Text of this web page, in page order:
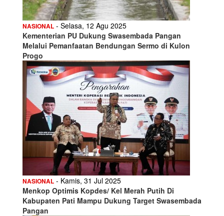
NASIONAL - Selasa, 12 Agu 2025
Kementerian PU Dukung Swasembada Pangan
Melalui Pemanfaatan Bendungan Sermo di Kulon
Progo
NASIONAL - Kamis, 31 Jul 2025
Menkop Optimis Kopdes/ Kel Merah Putih Di
Kabupaten Pati Mampu Dukung Target Swasembada
Pangan